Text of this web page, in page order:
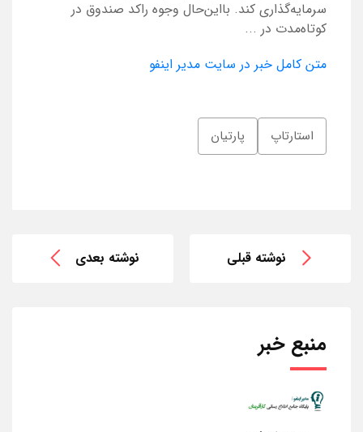
سرمایه‌گذاری کند. بااین‌حال وجوه راکد صندوق در
کوتاه‌مدت در ...
متن کامل خبر در سایت مدیر اینفو
استارتاپ پارتیان
نوشته قبلی نوشته بعدی
منبع خبر